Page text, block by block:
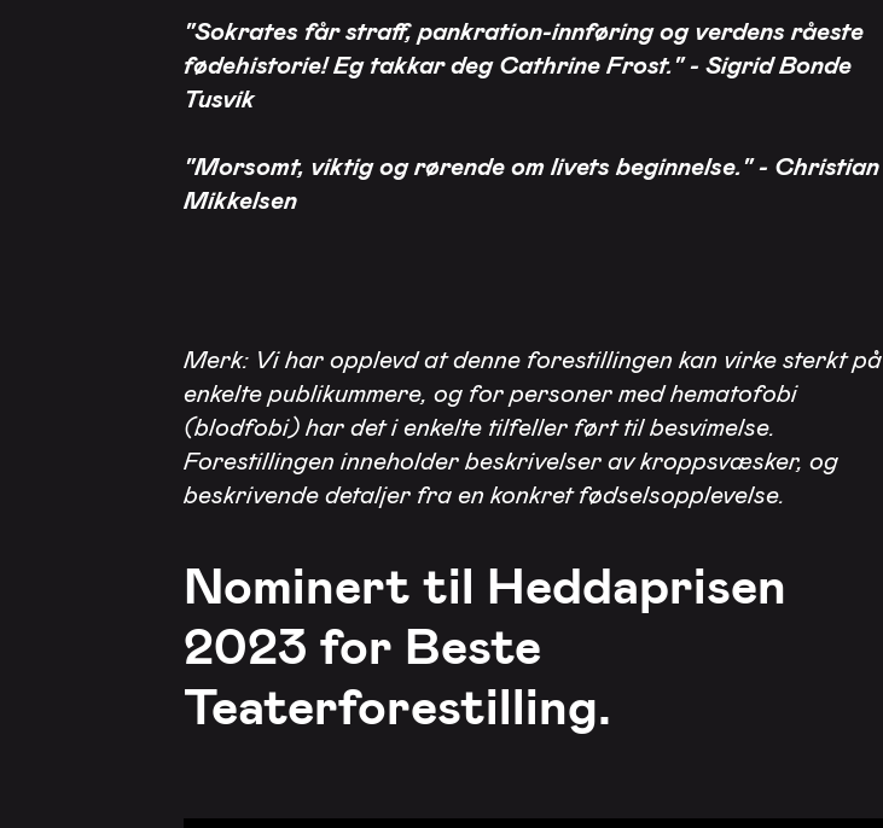
"Sokrates får straff, pankration-innføring og verdens råeste
fødehistorie! Eg takkar deg Cathrine Frost." - Sigrid Bonde
Tusvik
"Morsomt, viktig og rørende om livets beginnelse." - Christian
Mikkelsen
Merk: Vi har opplevd at denne forestillingen kan virke sterkt på
enkelte publikummere, og for personer med hematofobi
(blodfobi) har det i enkelte tilfeller ført til besvimelse.
Forestillingen inneholder beskrivelser av kroppsvæsker, og
beskrivende detaljer fra en konkret fødselsopplevelse.
Nominert til Heddaprisen
2023 for Beste
Teaterforestilling.